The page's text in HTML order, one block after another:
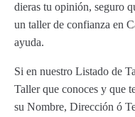
dieras tu opinión, seguro
un taller de confianza en
ayuda.
Si en nuestro Listado de
Taller que conoces y que
su Nombre, Dirección ó